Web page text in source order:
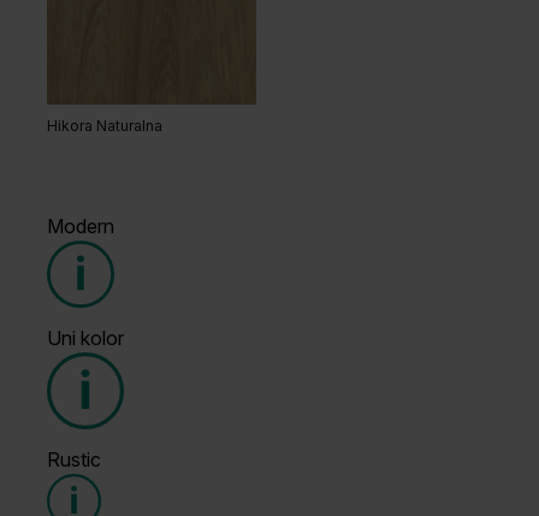
Hikora Naturalna
Modern
Grupa cenowa (3)
Uni kolor
Grupa cenowa (4)
Rustic